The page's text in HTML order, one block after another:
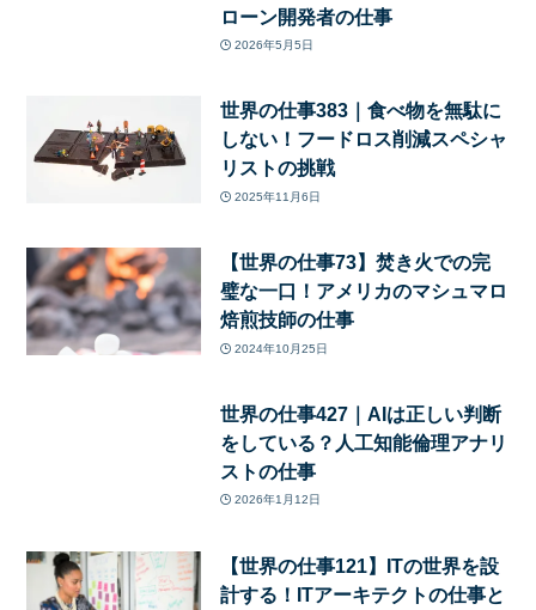
ローン開発者の仕事
2026年5月5日
世界の仕事383｜食べ物を無駄に
しない！フードロス削減スペシャ
リストの挑戦
2025年11月6日
【世界の仕事73】焚き火での完
璧な一口！アメリカのマシュマロ
焙煎技師の仕事
2024年10月25日
世界の仕事427｜AIは正しい判断
をしている？人工知能倫理アナリ
ストの仕事
2026年1月12日
【世界の仕事121】ITの世界を設
計する！ITアーキテクトの仕事と